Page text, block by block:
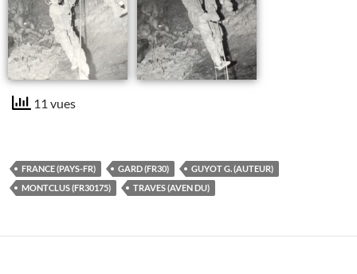
11 vues
FRANCE (PAYS-FR) GARD (FR30)
GUYOT G. (AUTEUR)
MONTCLUS (FR30175)
TRAVES (AVEN DU)